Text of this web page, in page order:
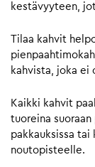
kestävyyteen,
Tilaa kahvit
kahvista, joka ei
Kaikki kahvit
tuoreina
pakkauksissa
noutopisteelle.